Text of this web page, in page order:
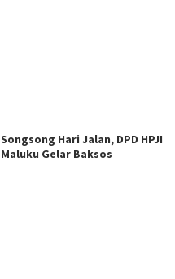
Songsong Hari Jalan, DPD HPJI
Maluku Gelar Baksos